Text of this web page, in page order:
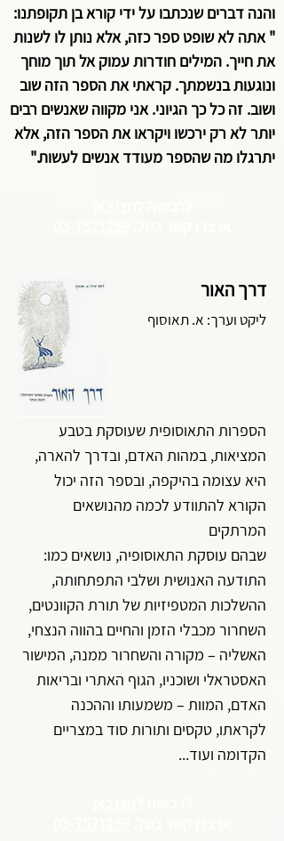
והנה דברים שנכתבו על ידי קורא בן תקופתנו:
" אתה לא שופט ספר כזה, אלא נותן לו לשנות
את חייך. המילים חודרות עמוק אל תוך מוחך
ונוגעות בנשמתך. קראתי את הספר הזה שוב
ושוב. זה כל כך הגיוני. אני מקווה שאנשים רבים
יותר לא רק ירכשו ויקראו את הספר הזה, אלא
יתרגלו מה שהספר מעודד אנשים לעשות."
דרך האור
ליקט וערך: א. תאוסוף
הספרות התאוסופית שעוסקת בטבע
המציאות, במהות האדם, ובדרך להארה,
היא עצומה בהיקפה, ובספר הזה יכול
הקורא להתוודע לכמה מהנושאים
המרתקים
שבהם עוסקת התאוסופיה, נושאים כמו:
התודעה האנושית ושלבי התפתחותה,
ההשלכות המטפיזיות של תורת הקוונטים,
השחרור מכבלי הזמן והחיים בהווה הנצחי,
האשליה – מקורה והשחרור ממנה, המישור
האסטראלי ושוכניו, הגוף האתרי ובריאות
האדם, המוות – משמעותו וההכנה
לקראתו, טקסים ותורות סוד במצריים
הקדומה ועוד...